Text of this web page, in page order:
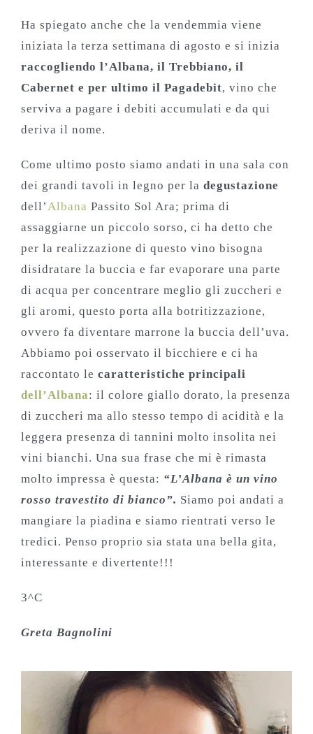
Ha spiegato anche che la vendemmia viene
iniziata la terza settimana di agosto e si inizia
raccogliendo l’Albana, il Trebbiano, il
Cabernet e per ultimo il Pagadebit, vino che
serviva a pagare i debiti accumulati e da qui
deriva il nome.
Come ultimo posto siamo andati in una sala con
dei grandi tavoli in legno per la degustazione
dell’Albana Passito Sol Ara; prima di
assaggiarne un piccolo sorso, ci ha detto che
per la realizzazione di questo vino bisogna
disidratare la buccia e far evaporare una parte
di acqua per concentrare meglio gli zuccheri e
gli aromi, questo porta alla botritizzazione,
ovvero fa diventare marrone la buccia dell’uva.
Abbiamo poi osservato il bicchiere e ci ha
raccontato le caratteristiche principali
dell’Albana: il colore giallo dorato, la presenza
di zuccheri ma allo stesso tempo di acidità e la
leggera presenza di tannini molto insolita nei
vini bianchi. Una sua frase che mi è rimasta
molto impressa è questa: “L’Albana è un vino
rosso travestito di bianco”. Siamo poi andati a
mangiare la piadina e siamo rientrati verso le
tredici. Penso proprio sia stata una bella gita,
interessante e divertente!!!
3^C
Greta Bagnolini